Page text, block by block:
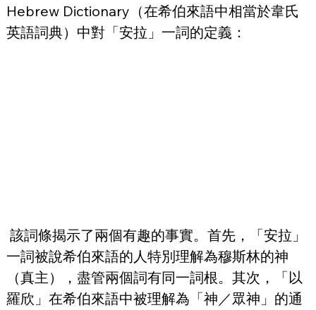
Hebrew Dictionary（在希伯來語中相當於韋氏
英語詞典）中對「安拉」一詞的定義：
該詞條揭示了兩個有趣的事實。首先，「安拉」
一詞被說希伯來語的人特別理解為穆斯林的神
（真主），盡管兩個詞有同一詞根。其次，「以
羅欣」在希伯來語中被理解為「神／眾神」的通